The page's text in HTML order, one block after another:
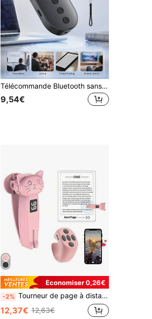
Télécommande Bluetooth sans fil, Défilement de page pour Kindle, Déclencheur de selfie pour iPhone et Android, Contrôleur vidéo pour Reels et Shorts, Boutons de réglage du volume/lecture/pause/j'aime, Contrôle de la rotation et de la mise au point de l'appareil photo, Télécommande universelle rechargeable via Type-C
9,54€
Économiser 0,26€
-2% Tourneur de page à distance, compatible avec Kindle Paperwhite Oasis Kobo E-Readers, télécommande de caméra avec fonction d'enregistrement vidéo, compatible avec iPad et tablettes Android (rose), convient pour les vacances d'été, les voyages, l'obturateur de caméra portable, la télécommande de caméra de voyage, la télécommande de smartphone
12,37€ 12,63€